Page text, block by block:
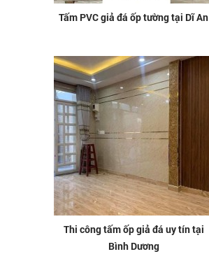
Tấm PVC giả đá ốp tường tại Dĩ An
Thi công tấm ốp giả đá uy tín tại
Bình Dương